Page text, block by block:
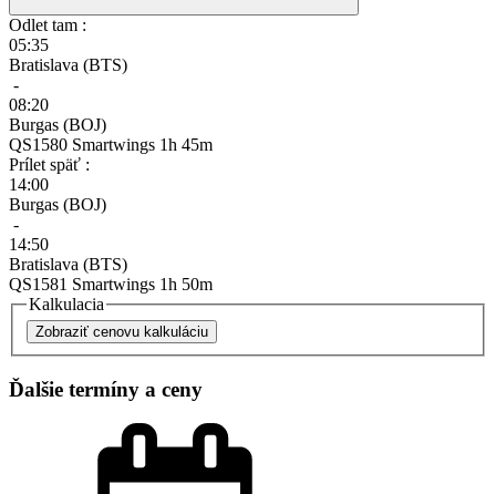
Odlet tam :
05:35
Bratislava (BTS)
-
08:20
Burgas (BOJ)
QS1580 Smartwings 1h 45m
Prílet späť :
14:00
Burgas (BOJ)
-
14:50
Bratislava (BTS)
QS1581 Smartwings 1h 50m
Kalkulacia
Zobraziť cenovu kalkuláciu
Ďalšie termíny a ceny